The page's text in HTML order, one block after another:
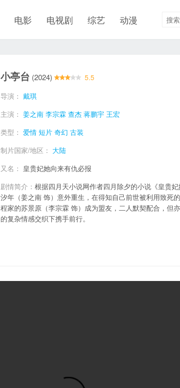
电影 电视剧 综艺 动漫
小亭台 (2024)
5.5
导演： 戴琪
主演： 姜之南 李宗霖 查杰 蒋鹏宇 王宏
类型： 爱情 短片 奇幻 古装
制片国家/地区： 大陆
又名： 皇贵妃她向来有仇必报
剧情简介： 根据四月天小说网作者四月除夕的小说《皇贵
汐年（姜之南 饰）意外重生，在得知自己前世被利用致死
程家的苏景原（李宗霖 饰）成为盟友，二人默契配合，但
的复杂情感交织下携手前行。